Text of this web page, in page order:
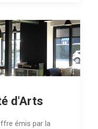
d'Arts
émis par la